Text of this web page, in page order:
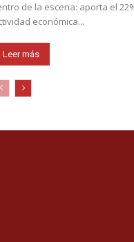
de la escena: aporta el
económica...
Leer más